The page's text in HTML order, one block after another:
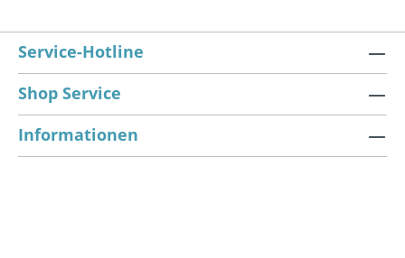
Service-Hotline
Shop Service
Informationen